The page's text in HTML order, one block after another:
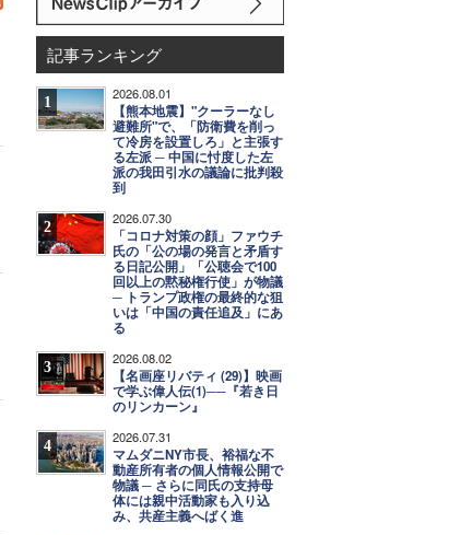
記事ランキング
1 2026.08.01
【熊本地震】"クーラーなし
避難所"で、「防衛費を削っ
て冷房を設置しろ」と主張す
る左派 ─ 中国に忖度した左
派の我田引水の議論に批判殺
到
2 2026.07.30
「コロナ対策の顔」ファウチ
氏の「公の場の発言と矛盾す
る日記公開」「公聴会で100
回以上の黙秘権行使」が物議
─ トランプ政権の最終的な狙
いは「中国の責任追及」にあ
る
3 2026.08.02
【名画座リバティ (29)】映画
で学ぶ偉人伝(1)──『若き日
のリンカーン』
4 2026.07.31
マムダニNY市長、裕福な不
動産所有者の個人情報公開で
物議 ─ さらに同氏の支持母
体には親中活動家も入り込
み、共産主義へばく進